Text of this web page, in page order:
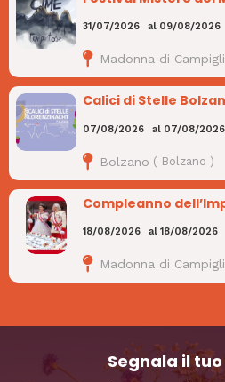
31/07/2026 al 09/08/2026
Madonna di
Calici di Stelle
07/08/2026 al 07/08/2026
Bolzano ( Bolzano )
Compleanno
18/08/2026 al 18/08/2026
Madonna di
Segnala il